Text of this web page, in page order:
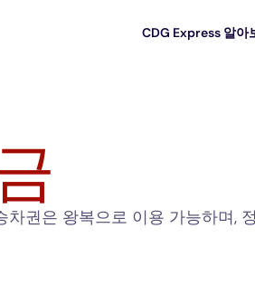
CDG Express 알아
권은 왕복으로 이용 가능하며,